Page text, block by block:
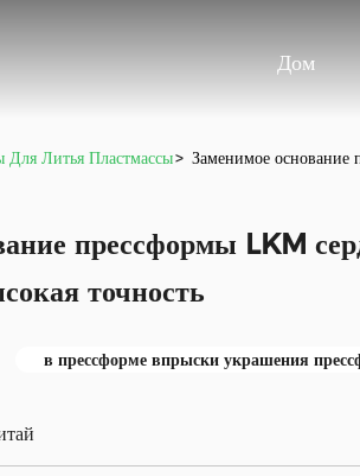
Дом
Литья Пластмассы> Заменимое основание
прессформы LKM
точность
в прессформе впрыски украшения